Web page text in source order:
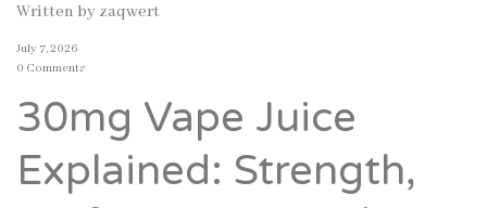
Written by zaqwert
July 7, 2026
0 Comments
30mg Vape Juice
Explained: Strength,